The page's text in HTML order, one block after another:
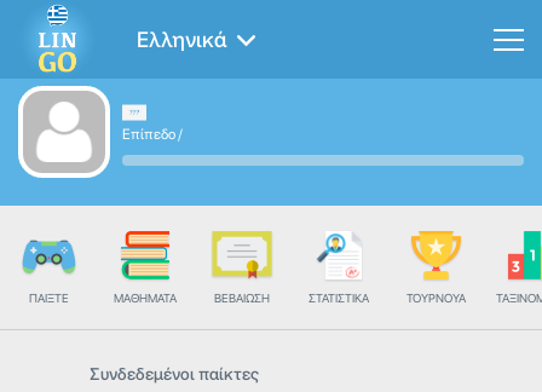
Ελληνικά
Επίπεδο/
ΠΑΊΞΤΕ ΜΑΘΉΜΑΤΑ ΒΕΒΑΊΩΣΗ ΣΤΑΤΙΣΤΙΚΆ ΤΟΥΡΝΟΥΆ
Συνδεδεμένοι παίκτες